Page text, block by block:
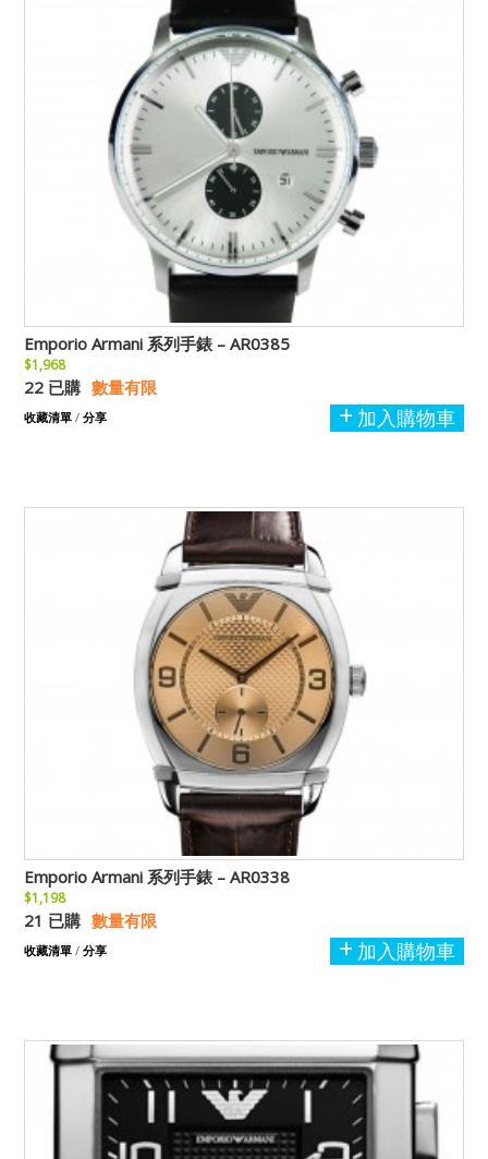
Emporio Armani 系列手錶 – AR0385
$1,968
22 已購 數量有限
加入購物車
收藏清單 / 分享
Emporio Armani 系列手錶 – AR0338
$1,198
21 已購 數量有限
加入購物車
收藏清單 / 分享